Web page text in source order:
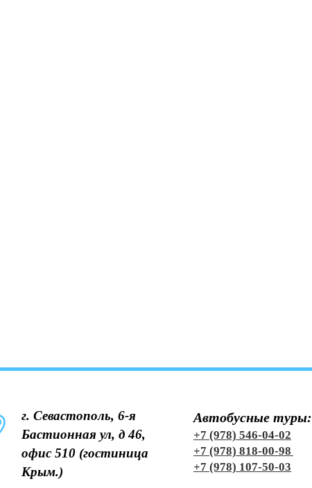
г. Севастополь, 6-я
Бастионная ул, д 46,
офис 510 (гостиница
Крым.)
Автобусные туры:
+7 (978) 546-04-02
+7 (978) 818-00-98
+7 (978) 107-50-03